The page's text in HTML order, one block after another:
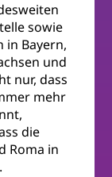
sowie
in Bayern,
und
nur, dass
mehr
die
Roma in